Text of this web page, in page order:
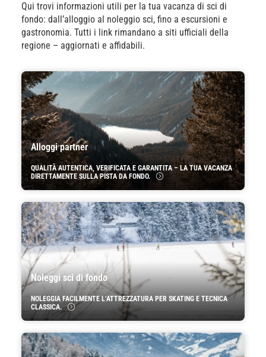
Qui trovi informazioni utili per la tua vacanza di sci di
fondo: dall’alloggio al noleggio sci, fino a escursioni e
gastronomia. Tutti i link rimandano a siti ufficiali della
regione – aggiornati e affidabili.
Alloggi partner
QUALITÀ AUTENTICA, VERIFICATA E GARANTITA – LA TUA VACANZA
DIRETTAMENTE SULLA PISTA DA FONDO.
Noleggi sci di fondo
NOLEGGIA FACILMENTE L’ATTREZZATURA PER SKATING E TECNICA
CLASSICA.